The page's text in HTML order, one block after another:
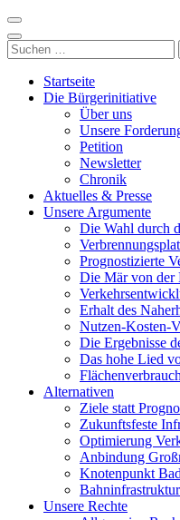
Zum
Inhalt
springen
(Enter
drücken)
Nordzubringer nein danke
Die BI NORDZUBRINGER
der B523, positioniert.
Suchen
nach:
Startseite
Die Bürgerinitiative
Über uns
Unsere
Petition
Newsletter
Chronik
Aktuelles & Presse
Unsere Argumente
Die Wahl durch
Prognostizierte
Die Mär von der
Erhalt des
Nutzen-Kosten-
Die Ergebnisse
Das hohe Lied
Alternativen
Ziele statt
Zukunftsfeste
Optimierung
Anbindung
Knotenpunkt
Unsere Rechte